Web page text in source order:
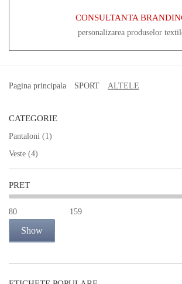
CONSULTANTA
personalizarea produselor
Pagina principala SPORT ALTELE
CATEGORIE
Pantaloni (1)
Veste (4)
PRET
Show